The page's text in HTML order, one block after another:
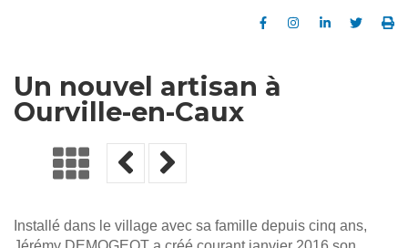
Partager sur
Partager sur
Partager
Un nouvel artisan à
Ourville-en-Caux
Installé dans le village avec sa famille depuis cinq ans,